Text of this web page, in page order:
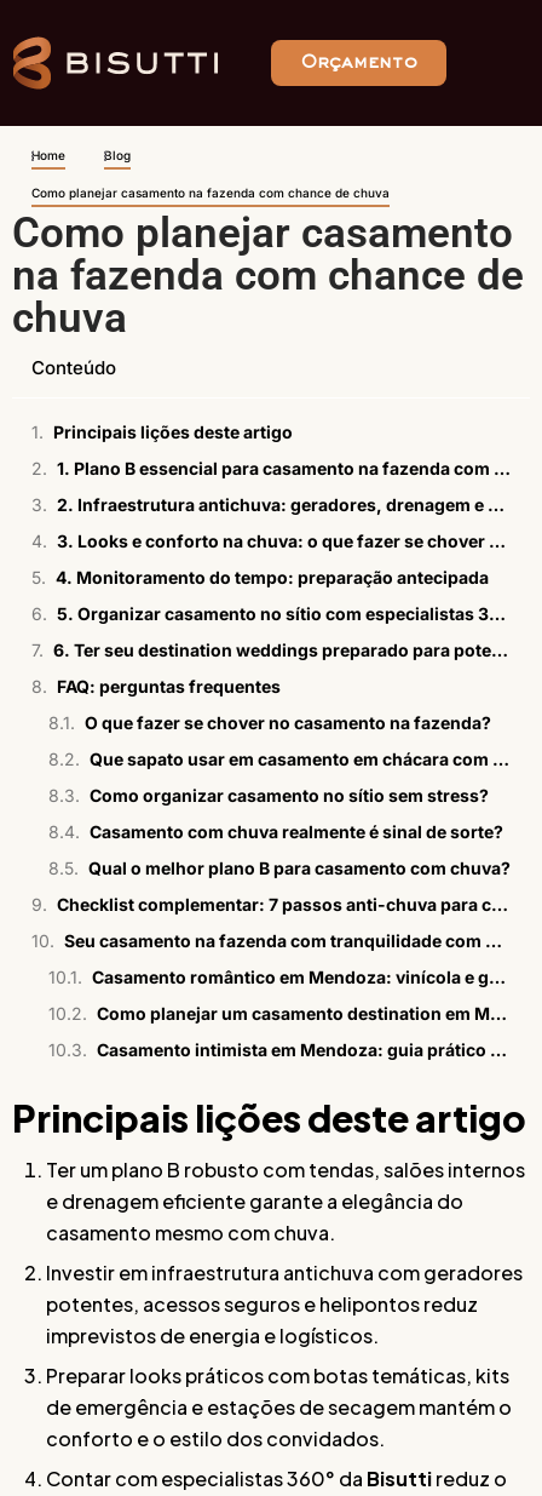
Orçamento
Home Blog
Como planejar casamento na fazenda com chance de chuva
Como planejar casamento
na fazenda com chance de
chuva
Conteúdo
Principais lições deste artigo
1. Plano B essencial para casamento na fazenda com chuva
2. Infraestrutura antichuva: geradores, drenagem e acesso seguro
3. Looks e conforto na chuva: o que fazer se chover no casamento
4. Monitoramento do tempo: preparação antecipada
5. Organizar casamento no sítio com especialistas 360°
6. Ter seu destination weddings preparado para potencial chuva com a Bisutti
FAQ: perguntas frequentes
O que fazer se chover no casamento na fazenda?
Que sapato usar em casamento em chácara com chuva?
Como organizar casamento no sítio sem stress?
Casamento com chuva realmente é sinal de sorte?
Qual o melhor plano B para casamento com chuva?
Checklist complementar: 7 passos anti-chuva para casamento na fazenda
Seu casamento na fazenda com tranquilidade com Bisutti
Casamento romântico em Mendoza: vinícola e gestão 360°
Como planejar um casamento destination em Mendoza
Casamento intimista em Mendoza: guia prático e estratégico
Principais lições deste artigo
Ter um plano B robusto com tendas, salões internos
e drenagem eficiente garante a elegância do
casamento mesmo com chuva.
Investir em infraestrutura antichuva com geradores
potentes, acessos seguros e helipontos reduz
imprevistos de energia e logísticos.
Preparar looks práticos com botas temáticas, kits
de emergência e estações de secagem mantém o
conforto e o estilo dos convidados.
Contar com especialistas 360° da Bisuttireduz o